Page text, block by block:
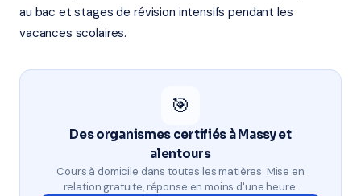
au bac et stages de révision intensifs pendant les
vacances scolaires.
🎯
Des organismes certifiés à Massy et
alentours
Cours à domicile dans toutes les matières. Mise en
relation gratuite, réponse en moins d'une heure.